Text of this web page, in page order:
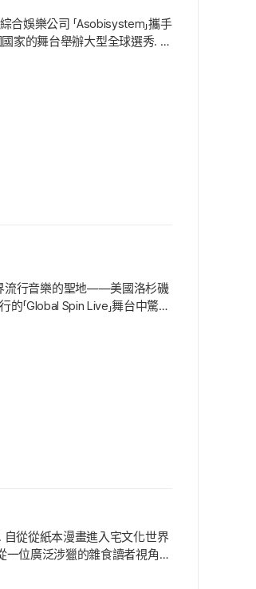
合娛樂公司 「Asobisystem」攜手
家的舞台舉辦大型全球選秀. 本
界流行音樂的聖地——美國洛杉磯
「Global Spin Live」舞台中驚喜
從從紙本漫畫進入宅文化世界
位廣泛涉獵的雜食讀者視角出